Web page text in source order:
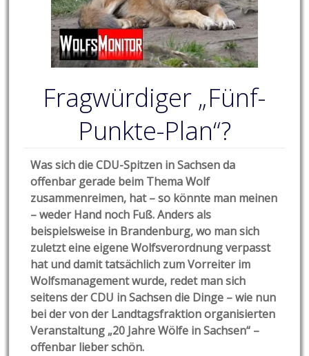
Fragwürdiger „Fünf-
Punkte-Plan“?
Was sich die CDU-Spitzen in Sachsen da
offenbar gerade beim Thema Wolf
zusammenreimen, hat – so könnte man meinen
– weder Hand noch Fuß. Anders als
beispielsweise in Brandenburg, wo man sich
zuletzt eine eigene Wolfsverordnung verpasst
hat und damit tatsächlich zum Vorreiter im
Wolfsmanagement wurde, redet man sich
seitens der CDU in Sachsen die Dinge – wie nun
bei der von der Landtagsfraktion organisierten
Veranstaltung „20 Jahre Wölfe in Sachsen“ –
offenbar lieber schön.